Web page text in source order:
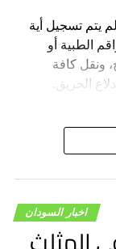
يتم تسجيل أية
الطبية أو
ونقل كافة
الحريق.
اخبار السودان